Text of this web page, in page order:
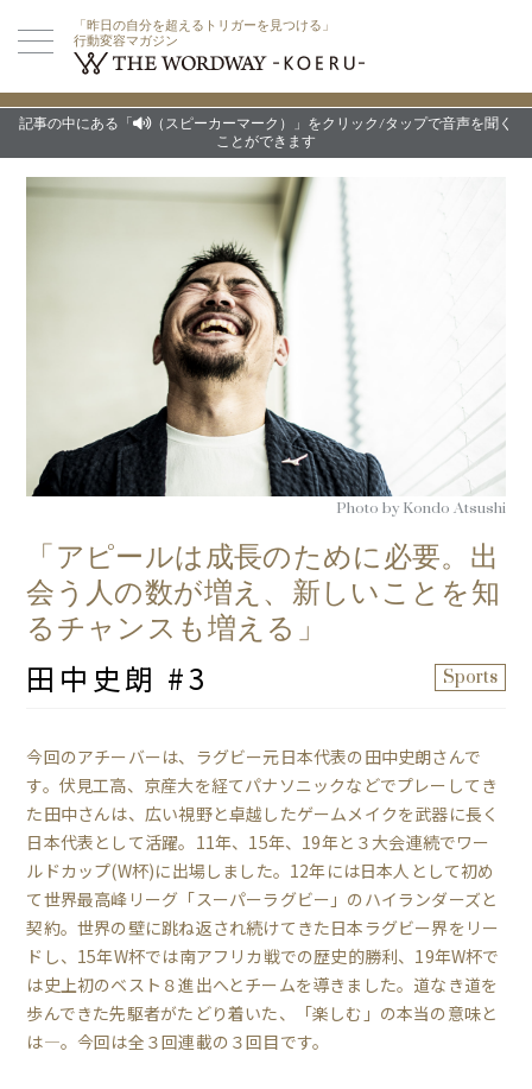
「昨日の自分を超えるトリガーを見つける」
行動変容マガジン
記事の中にある「
（スピーカーマーク）」をクリック/タップで音声を聞く
ことができます
Photo by Kondo Atsushi
「アピールは成長のために必要。出
会う人の数が増え、新しいことを知
るチャンスも増える」
田中史朗 #3 Sports
今回のアチーバーは、ラグビー元日本代表の田中史朗さんで
す。伏見工高、京産大を経てパナソニックなどでプレーしてき
た田中さんは、広い視野と卓越したゲームメイクを武器に長く
日本代表として活躍。11年、15年、19年と３大会連続でワー
ルドカップ(W杯)に出場しました。12年には日本人として初め
て世界最高峰リーグ「スーパーラグビー」のハイランダーズと
契約。世界の壁に跳ね返され続けてきた日本ラグビー界をリー
ドし、15年W杯では南アフリカ戦での歴史的勝利、19年W杯で
は史上初のベスト８進出へとチームを導きました。道なき道を
歩んできた先駆者がたどり着いた、「楽しむ」の本当の意味と
は―。今回は全３回連載の３回目です。